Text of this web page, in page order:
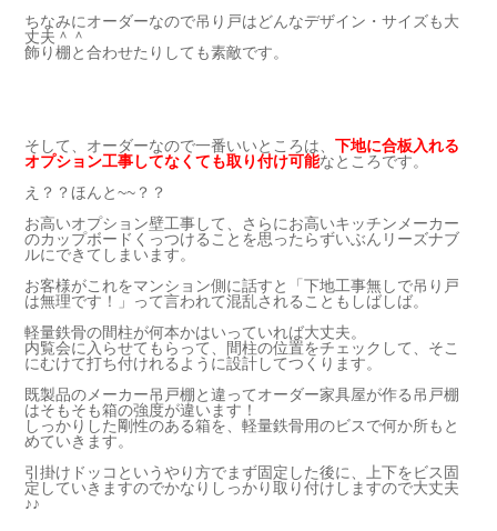
ちなみにオーダーなので吊り戸はどんなデザイン・サイズも大
丈夫＾＾
飾り棚と合わせたりしても素敵です。
そして、オーダーなので一番いいところは、 下地に合板入れる
オプション工事してなくても取り付け可能なところです。
え？？ほんと~~？？
お高いオプション壁工事して、さらにお高いキッチンメーカー
のカップボードくっつけることを思ったらずいぶんリーズナブ
ルにできてしまいます。
お客様がこれをマンション側に話すと「下地工事無しで吊り戸
は無理です！」って言われて混乱されることもしばしば。
軽量鉄骨の間柱が何本かはいっていれば大丈夫。
内覧会に入らせてもらって、間柱の位置をチェックして、そこ
にむけて打ち付けれるように設計してつくります。
既製品のメーカー吊戸棚と違ってオーダー家具屋が作る吊戸棚
はそもそも箱の強度が違います！
しっかりした剛性のある箱を、軽量鉄骨用のビスで何か所もと
めていきます。
引掛けドッコというやり方でまず固定した後に、上下をビス固
定していきますのでかなりしっかり取り付けしますので大丈夫
♪♪